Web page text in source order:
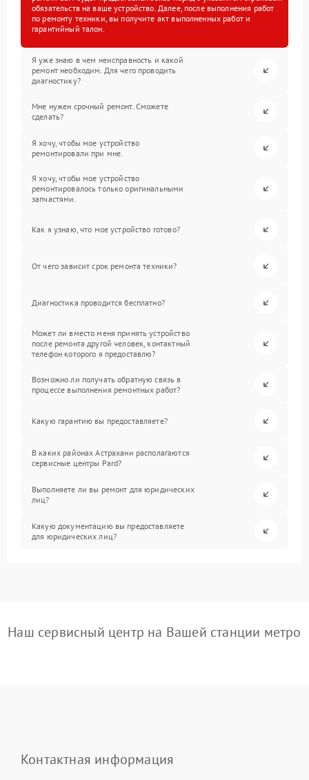
обязательств на ваше устройство. Далее, после выполнения работ
по ремонту техники, вы получите акт выполненных работ и
гарантийный талон.
Я уже знаю в чем неисправность и какой
ремонт необходим. Для чего проводить
диагностику?
Мне нужен срочный ремонт. Сможете
сделать?
Я хочу, чтобы мое устройство
ремонтировали при мне.
Я хочу, чтобы мое устройство
ремонтировалось только оригинальными
запчастями.
Как я узнаю, что мое устройство готово?
От чего зависит срок ремонта техники?
Диагностика проводится бесплатно?
Может ли вместо меня принять устройство
после ремонта другой человек, контактный
телефон которого я предоставлю?
Возможно ли получать обратную связь в
процессе выполнения ремонтных работ?
Какую гарантию вы предоставляете?
В каких районах Астрахани располагаются
сервисные центры Pard?
Выполняете ли вы ремонт для юридических
лиц?
Какую документацию вы предоставляете
для юридических лиц?
Наш сервисный центр на Вашей станции метро
Контактная информация